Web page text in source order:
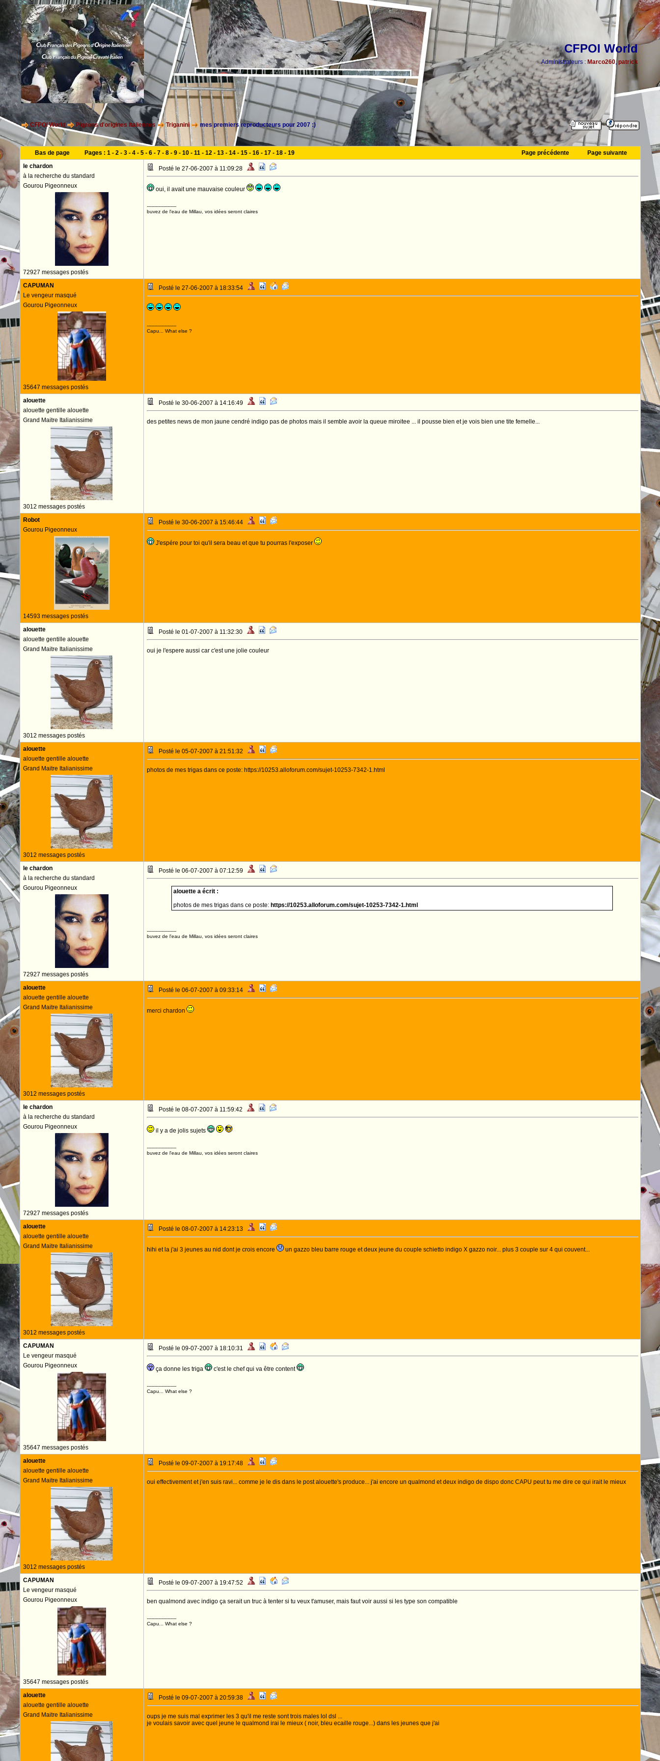
CFPOI World
Administrateurs : Marco260, patrick
CFPOI World Pigeons d'origines Italiennes Triganini mes premiers reproducteurs pour 2007 :)
Bas de page Pages : 1- 2- 3- 4- 5- 6- 7- 8- 9- 10- 11- 12- 13- 14- 15- 16- 17- 18- 19 Page précédente
Page suivante
le chardon
à la recherche du standard
Gourou Pigeonneux
72927 messages postés
Posté le 27-06-2007 à 11:09:28
oui, il avait une mauvaise couleur
--------------------
buvez de l'eau de Millau, vos idées seront claires
CAPUMAN
Le vengeur masqué
Gourou Pigeonneux
35647 messages postés
Posté le 27-06-2007 à 18:33:54
--------------------
Capu... What else ?
alouette
alouette gentille alouette
Grand Maitre Italianissime
3012 messages postés
Posté le 30-06-2007 à 14:16:49
des petites news de mon jaune cendré indigo pas de photos mais il semble avoir la queue miroitee ... il pousse bien et je vois bien une tite femelle...
Robot
Gourou Pigeonneux
14593 messages postés
Posté le 30-06-2007 à 15:46:44
J'espére pour toi qu'il sera beau et que tu pourras l'exposer
alouette
alouette gentille alouette
Grand Maitre Italianissime
3012 messages postés
Posté le 01-07-2007 à 11:32:30
oui je l'espere aussi car c'est une jolie couleur
alouette
alouette gentille alouette
Grand Maitre Italianissime
3012 messages postés
Posté le 05-07-2007 à 21:51:32
photos de mes trigas dans ce poste: https://10253.alloforum.com/sujet-10253-7342-1.html
le chardon
à la recherche du standard
Gourou Pigeonneux
72927 messages postés
Posté le 06-07-2007 à 07:12:59
alouette a écrit :
photos de mes trigas dans ce poste: https://10253.alloforum.com/sujet-10253-7342-1.html
--------------------
buvez de l'eau de Millau, vos idées seront claires
alouette
alouette gentille alouette
Grand Maitre Italianissime
3012 messages postés
Posté le 06-07-2007 à 09:33:14
merci chardon
le chardon
à la recherche du standard
Gourou Pigeonneux
72927 messages postés
Posté le 08-07-2007 à 11:59:42
il y a de jolis sujets
--------------------
buvez de l'eau de Millau, vos idées seront claires
alouette
alouette gentille alouette
Grand Maitre Italianissime
3012 messages postés
Posté le 08-07-2007 à 14:23:13
hihi et la j'ai 3 jeunes au nid dont je crois encore un gazzo bleu barre rouge et deux jeune du couple schietto indigo X gazzo noir... plus 3 couple sur 4 qui couvent...
CAPUMAN
Le vengeur masqué
Gourou Pigeonneux
35647 messages postés
Posté le 09-07-2007 à 18:10:31
ça donne les triga c'est le chef qui va être content
--------------------
Capu... What else ?
alouette
alouette gentille alouette
Grand Maitre Italianissime
3012 messages postés
Posté le 09-07-2007 à 19:17:48
oui effectivement et j'en suis ravi... comme je le dis dans le post alouette's produce... j'ai encore un qualmond et deux indigo de dispo donc CAPU peut tu me dire ce qui irait le mieux
CAPUMAN
Le vengeur masqué
Gourou Pigeonneux
35647 messages postés
Posté le 09-07-2007 à 19:47:52
ben qualmond avec indigo ça serait un truc à tenter si tu veux t'amuser, mais faut voir aussi si les type son compatible
--------------------
Capu... What else ?
alouette
alouette gentille alouette
Grand Maitre Italianissime
Posté le 09-07-2007 à 20:59:38
oups je me suis mal exprimer les 3 qu'il me reste sont trois males lol dsl ...
je voulais savoir avec quel jeune le qualmond irai le mieux ( noir, bleu ecaille rouge...) dans les jeunes que j'ai